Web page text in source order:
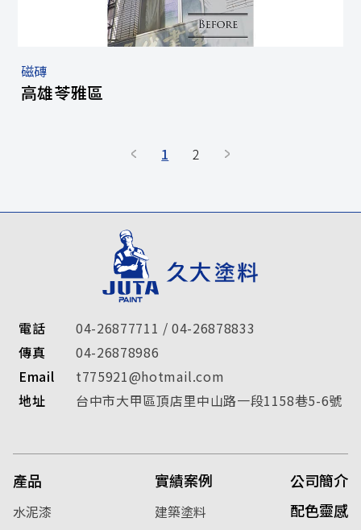
磁磚
高雄苓雅區
1 2
電話 04-26877711 /04-26878833
傳真
04-26878986
Email
t775921@hotmail.com
地址
台中市大甲區頂店里中山路一段1158巷5-6號
產品
水泥漆
實績案例
建築塗料
公司簡介
配色靈感